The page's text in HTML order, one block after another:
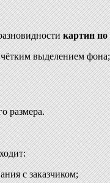
картин по
выделением фона;
размера.
с заказчиком;